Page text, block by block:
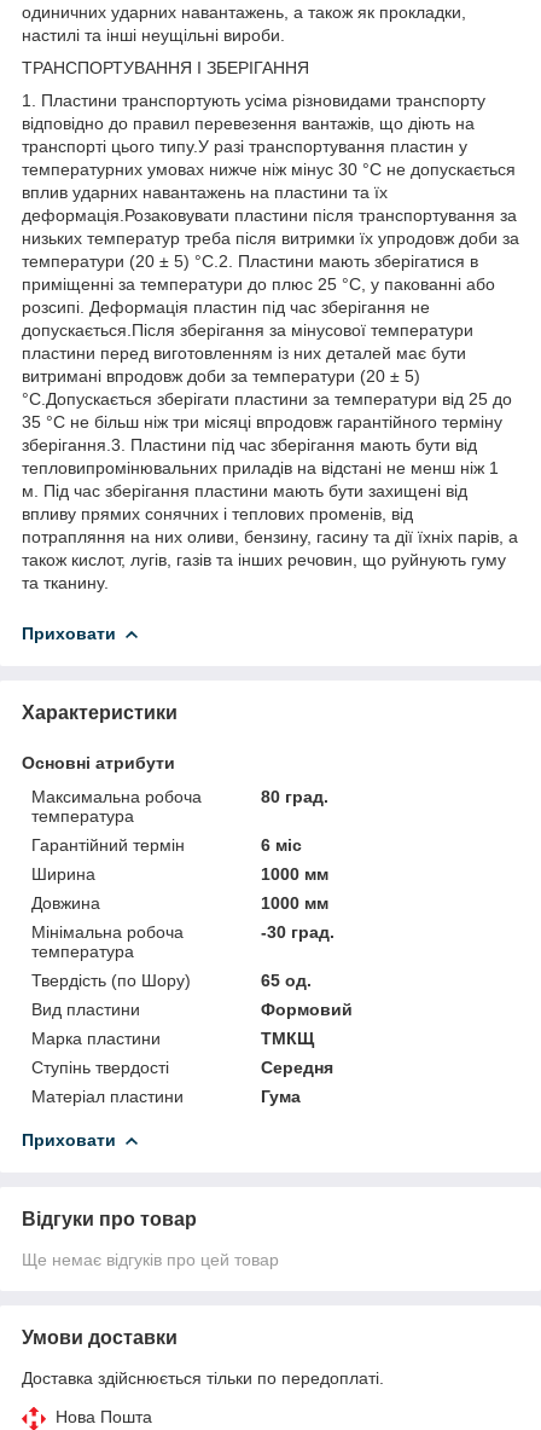
одиничних ударних навантажень, а також як прокладки,
настилі та інші неущільні вироби.
ТРАНСПОРТУВАННЯ І ЗБЕРІГАННЯ
1. Пластини транспортують усіма різновидами транспорту
відповідно до правил перевезення вантажів, що діють на
транспорті цього типу.У разі транспортування пластин у
температурних умовах нижче ніж мінус 30 °C не допускається
вплив ударних навантажень на пластини та їх
деформація.Розаковувати пластини після транспортування за
низьких температур треба після витримки їх упродовж доби за
температури (20 ± 5) °С.2. Пластини мають зберігатися в
приміщенні за температури до плюс 25 °C, у пакованні або
розсипі. Деформація пластин під час зберігання не
допускається.Після зберігання за мінусової температури
пластини перед виготовленням із них деталей має бути
витримані впродовж доби за температури (20 ± 5)
°C.Допускається зберігати пластини за температури від 25 до
35 °C не більш ніж три місяці впродовж гарантійного терміну
зберігання.3. Пластини під час зберігання мають бути від
тепловипромінювальних приладів на відстані не менш ніж 1
м. Під час зберігання пластини мають бути захищені від
впливу прямих сонячних і теплових променів, від
потрапляння на них оливи, бензину, гасину та дії їхніх парів, а
також кислот, лугів, газів та інших речовин, що руйнують гуму
та тканину.
Приховати
Характеристики
Основні атрибути
Максимальна робоча
температура
80 град.
Гарантійний термін
6 міс
Ширина
1000 мм
Довжина
1000 мм
Мінімальна робоча
температура
-30 град.
Твердість (по Шору)
65 од.
Вид пластини
Формовий
Марка пластини
ТМКЩ
Ступінь твердості
Середня
Матеріал пластини
Гума
Приховати
Відгуки про товар
Ще немає відгуків про цей товар
Умови доставки
Доставка здійснюється тільки по передоплаті.
Нова Пошта